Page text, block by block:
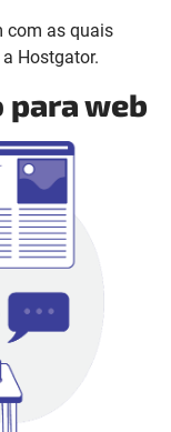
com as quais
Hostgator.
para web